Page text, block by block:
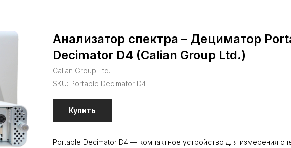
Анализатор спектра – Дециматор
Decimator D4 (Calian Group Ltd.)
Calian Group Ltd.
SKU: Portable Decimator D4
Купить
Portable Decimator D4 — компактное устройство для измерения